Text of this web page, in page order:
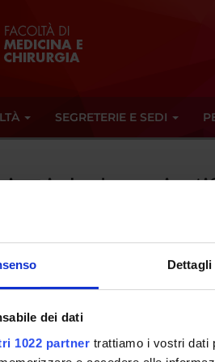
Dettagli
dei dati
1022 partner trattiamo i vostri dati
SEGRETERIE E SEDI
- Inglese
Non è stato trovato alcun
Tot 0 Seminari